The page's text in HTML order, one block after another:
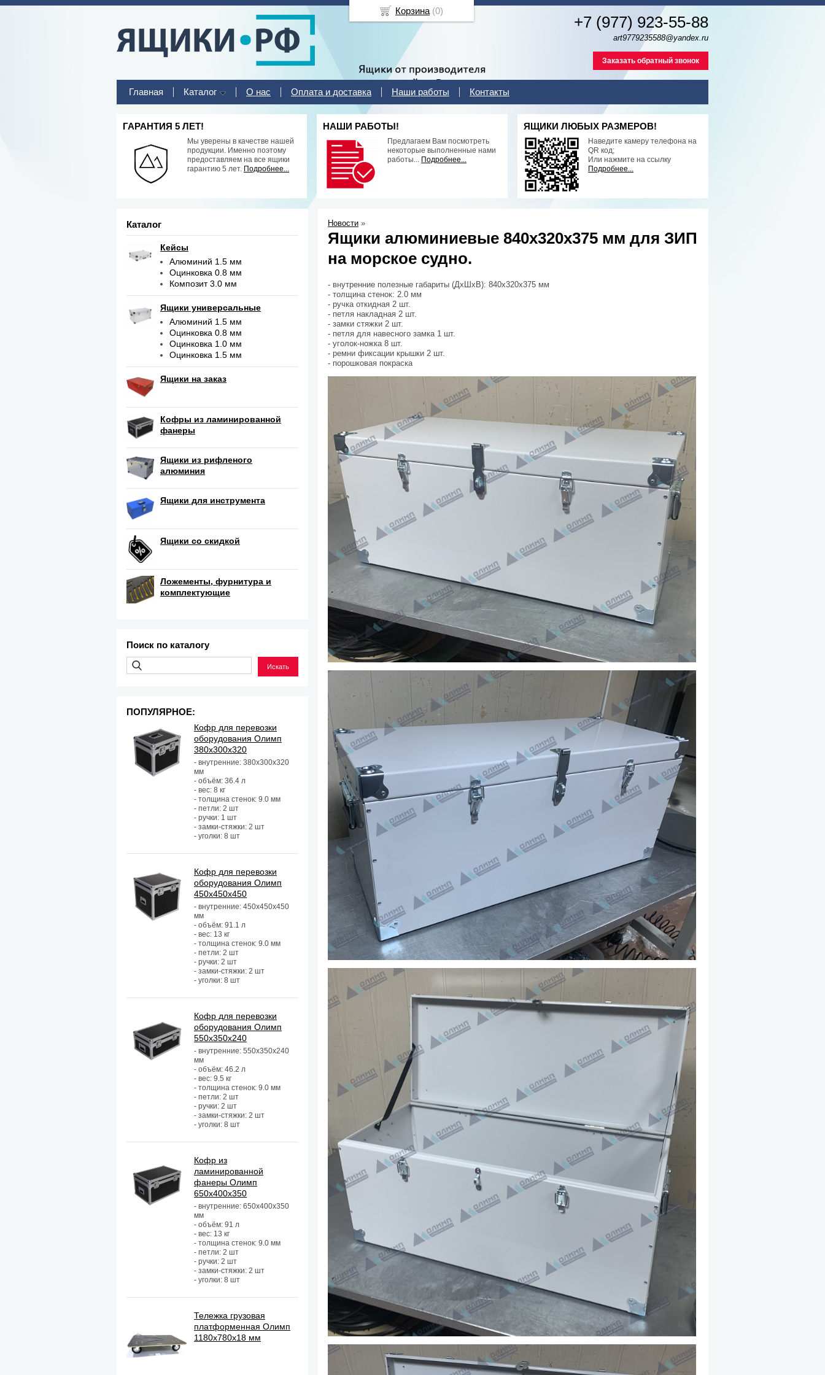
+7 (977) 923-55-88
art9779235588@yandex.ru
Заказать обратный звонок
Главная Каталог О нас Оплата и доставка Наши работы Контакты
ГАРАНТИЯ 5 ЛЕТ!
Мы уверены в качестве нашей
продукции. Именно поэтому
предоставляем на все ящики
гарантию 5 лет. Подробнее...
НАШИ РАБОТЫ!
Предлагаем Вам посмотреть
некоторые выполненные нами
работы... Подробнее...
ЯЩИКИ ЛЮБЫХ РАЗМЕРОВ!
Наведите камеру телефона на
QR код;
Или нажмите на ссылку
Подробнее...
Каталог
Кейсы
Алюминий 1.5 мм
Оцинковка 0.8 мм
Композит 3.0 мм
Ящики универсальные
Алюминий 1.5 мм
Оцинковка 0.8 мм
Оцинковка 1.0 мм
Оцинковка 1.5 мм
Ящики на заказ
Кофры из ламинированной
фанеры
Ящики из рифленого
алюминия
Ящики для инструмента
Ящики со скидкой
Ложементы, фурнитура и
комплектующие
Поиск по каталогу
ПОПУЛЯРНОЕ:
Кофр для перевозки
оборудования Олимп
380х300х320
- внутренние: 380х300х320
мм
- объём: 36.4 л
- вес: 8 кг
- толщина стенок: 9.0 мм
- петли: 2 шт
- ручки: 1 шт
- замки-стяжки: 2 шт
- уголки: 8 шт
Кофр для перевозки
оборудования Олимп
450х450х450
- внутренние: 450х450х450
мм
- объём: 91.1 л
- вес: 13 кг
- толщина стенок: 9.0 мм
- петли: 2 шт
- ручки: 2 шт
- замки-стяжки: 2 шт
- уголки: 8 шт
Кофр для перевозки
оборудования Олимп
550х350х240
- внутренние: 550х350х240
мм
- объём: 46.2 л
- вес: 9.5 кг
- толщина стенок: 9.0 мм
- петли: 2 шт
- ручки: 2 шт
- замки-стяжки: 2 шт
- уголки: 8 шт
Кофр из
ламинированной
фанеры Олимп
650х400х350
- внутренние: 650х400х350
мм
- объём: 91 л
- вес: 13 кг
- толщина стенок: 9.0 мм
- петли: 2 шт
- ручки: 2 шт
- замки-стяжки: 2 шт
- уголки: 8 шт
Тележка грузовая
платформенная Олимп
1180х780х18 мм
Новости »
Ящики алюминиевые 840х320х375 мм для ЗИП
на морское судно.
- внутренние полезные габариты (ДхШхВ): 840х320х375 мм
- толщина стенок: 2.0 мм
- ручка откидная 2 шт.
- петля накладная 2 шт.
- замки стяжки 2 шт.
- петля для навесного замка 1 шт.
- уголок-ножка 8 шт.
- ремни фиксации крышки 2 шт.
- порошковая покраска
Корзина (0)